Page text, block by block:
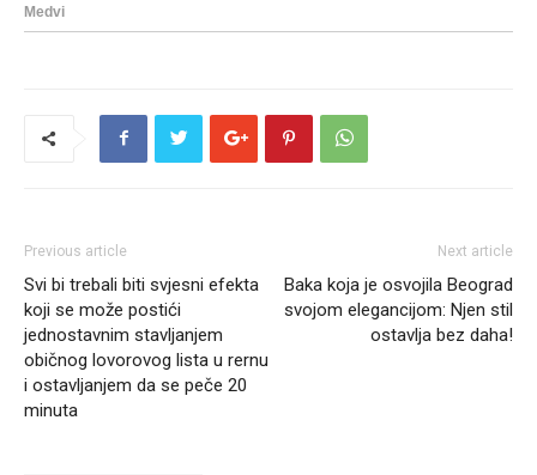
Previous article
Svi bi trebali biti svjesni efekta
koji se može postići
jednostavnim stavljanjem
običnog lovorovog lista u rernu
i ostavljanjem da se peče 20
minuta
Next article
Baka koja je osvojila Beograd
svojom elegancijom: Njen stil
ostavlja bez daha!